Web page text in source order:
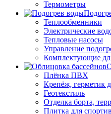
Термометры
Теплообменники
Электрические
Тепловые насосы
Управление
Комплектующие
Плёнка ПВХ
Крепёж, герметик
Геотекстиль
Отделка борта,
Плитка для